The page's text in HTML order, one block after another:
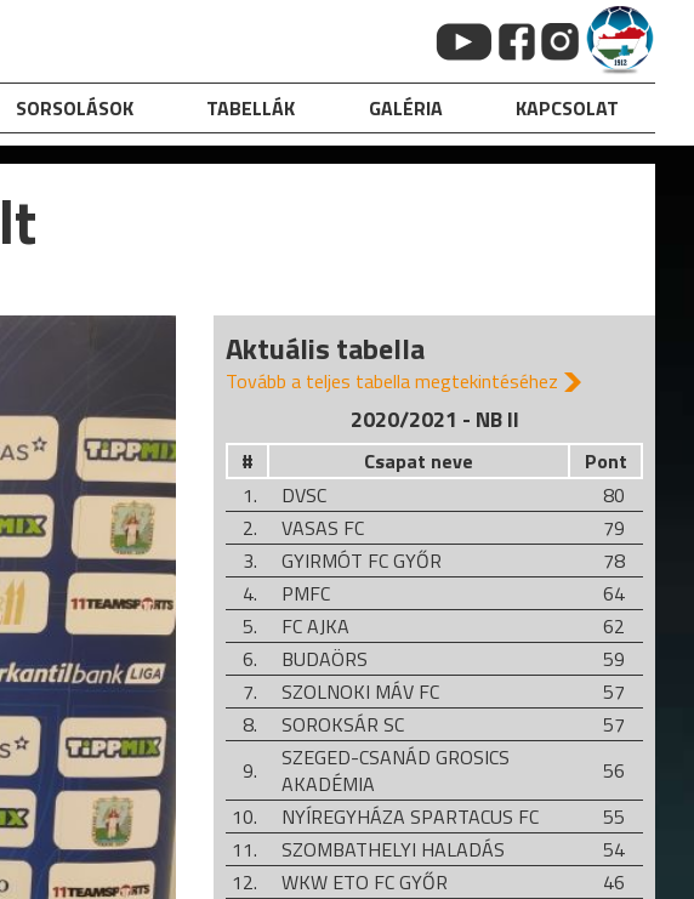
SORSOLÁSOK TABELLÁK GALÉRIA KAPCSOLAT
Aktuális tabella
Tovább a teljes tabella megtekintéséhez
2020/2021 - NB II
# Csapat neve
Pont
1.
DVSC
80
2.
VASAS FC
79
3.
GYIRMÓT FC GYŐR
78
4.
PMFC
64
5.
FC AJKA
62
6.
BUDAÖRS
59
7.
SZOLNOKI MÁV FC
57
8.
SOROKSÁR SC
57
9.
SZEGED-CSANÁD GROSICS
AKADÉMIA
56
10.
NYÍREGYHÁZA SPARTACUS FC
55
11.
SZOMBATHELYI HALADÁS
54
12.
WKW ETO FC GYŐR
46